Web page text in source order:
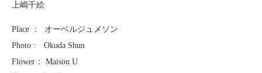
上嶋千絵
Place ： オーベルジュメソン
Photo : Okuda Shun
Flower： Maison U